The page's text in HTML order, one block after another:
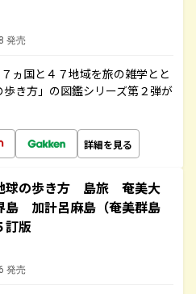
発売
ヵ国と４７地域を旅の雑学とと
き方」の図鑑シリーズ第２弾が
詳細を見る
球の歩き方 島旅 奄美大
加計呂麻島（奄美群島
版
発売